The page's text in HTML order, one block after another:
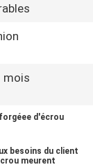
mois
d'écrou
besoins du client
meurent